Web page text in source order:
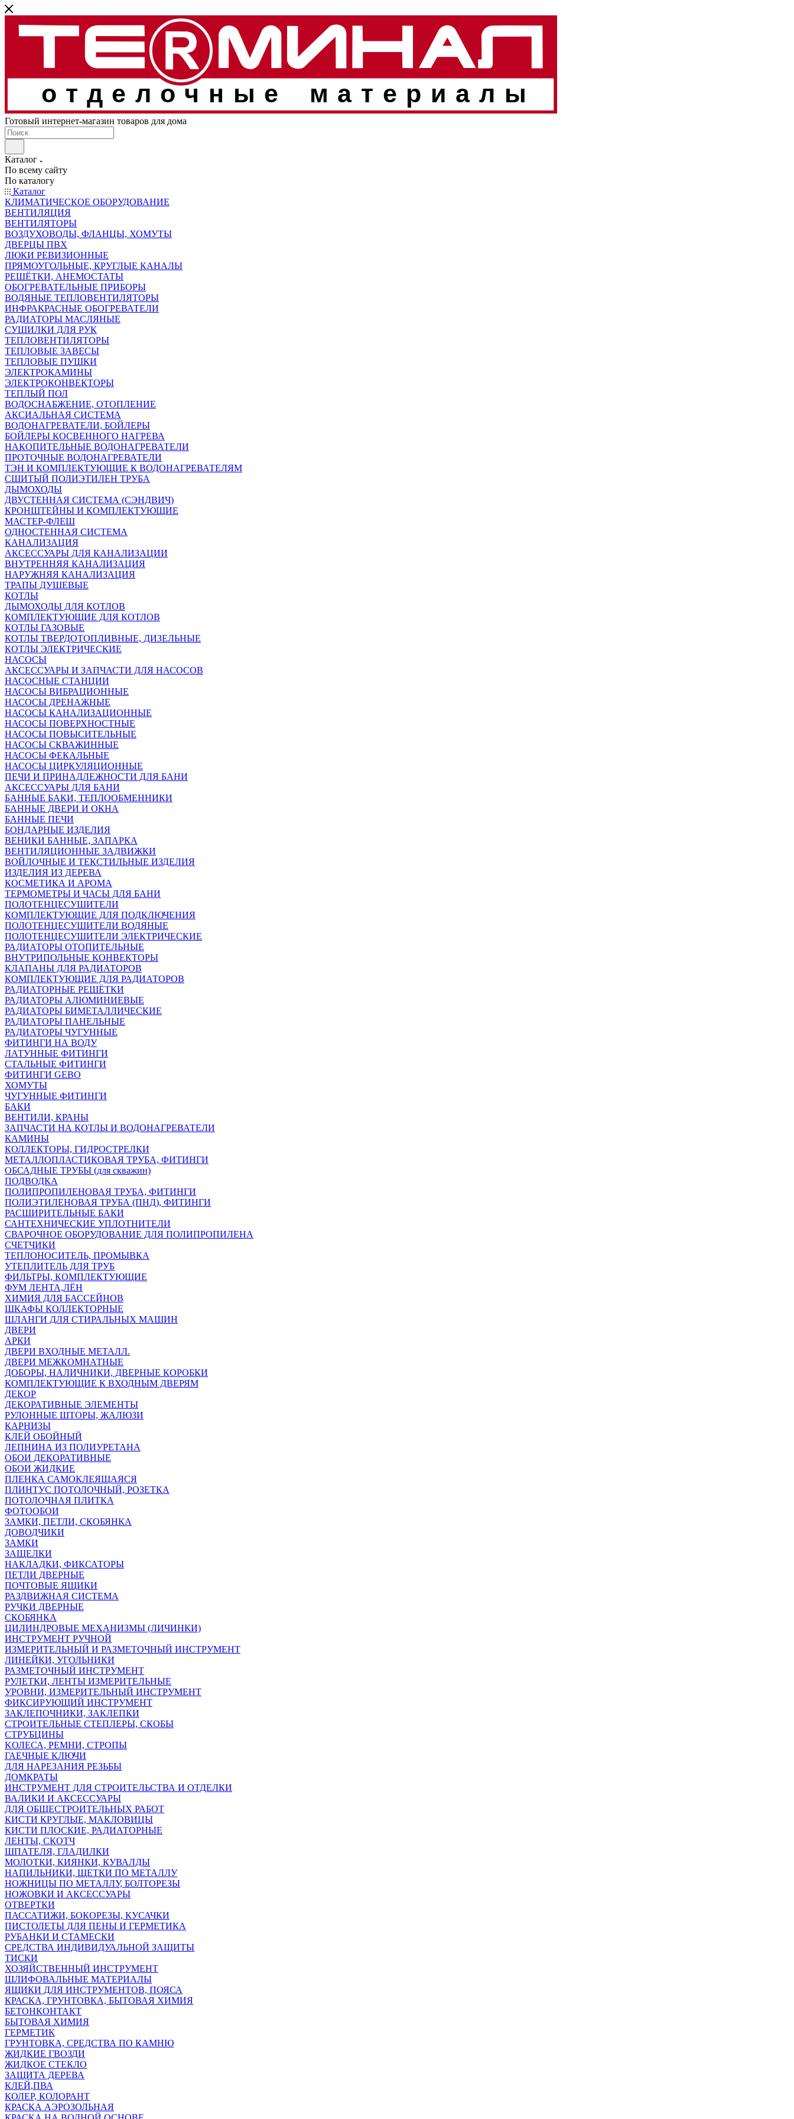
отделочные материалы
Готовый интернет-магазин товаров для дома
Каталог
По всему сайту
По каталогу
Каталог
КЛИМАТИЧЕСКОЕ ОБОРУДОВАНИЕ
ВЕНТИЛЯЦИЯ
ВЕНТИЛЯТОРЫ
ВОЗДУХОВОДЫ, ФЛАНЦЫ, ХОМУТЫ
ДВЕРЦЫ ПВХ
ЛЮКИ РЕВИЗИОННЫЕ
ПРЯМОУГОЛЬНЫЕ, КРУГЛЫЕ КАНАЛЫ
РЕШЁТКИ, АНЕМОСТАТЫ
ОБОГРЕВАТЕЛЬНЫЕ ПРИБОРЫ
ВОДЯНЫЕ ТЕПЛОВЕНТИЛЯТОРЫ
ИНФРАКРАСНЫЕ ОБОГРЕВАТЕЛИ
РАДИАТОРЫ МАСЛЯНЫЕ
СУШИЛКИ ДЛЯ РУК
ТЕПЛОВЕНТИЛЯТОРЫ
ТЕПЛОВЫЕ ЗАВЕСЫ
ТЕПЛОВЫЕ ПУШКИ
ЭЛЕКТРОКАМИНЫ
ЭЛЕКТРОКОНВЕКТОРЫ
ТЕПЛЫЙ ПОЛ
ВОДОСНАБЖЕНИЕ, ОТОПЛЕНИЕ
АКСИАЛЬНАЯ СИСТЕМА
ВОДОНАГРЕВАТЕЛИ, БОЙЛЕРЫ
БОЙЛЕРЫ КОСВЕННОГО НАГРЕВА
НАКОПИТЕЛЬНЫЕ ВОДОНАГРЕВАТЕЛИ
ПРОТОЧНЫЕ ВОДОНАГРЕВАТЕЛИ
ТЭН И КОМПЛЕКТУЮЩИЕ К ВОДОНАГРЕВАТЕЛЯМ
СШИТЫЙ ПОЛИЭТИЛЕН ТРУБА
ДЫМОХОДЫ
ДВУСТЕННАЯ СИСТЕМА (СЭНДВИЧ)
КРОНШТЕЙНЫ И КОМПЛЕКТУЮЩИЕ
МАСТЕР-ФЛЕШ
ОДНОСТЕННАЯ СИСТЕМА
КАНАЛИЗАЦИЯ
АКСЕССУАРЫ ДЛЯ КАНАЛИЗАЦИИ
ВНУТРЕННЯЯ КАНАЛИЗАЦИЯ
НАРУЖНЯЯ КАНАЛИЗАЦИЯ
ТРАПЫ ДУШЕВЫЕ
КОТЛЫ
ДЫМОХОДЫ ДЛЯ КОТЛОВ
КОМПЛЕКТУЮЩИЕ ДЛЯ КОТЛОВ
КОТЛЫ ГАЗОВЫЕ
КОТЛЫ ТВЕРДОТОПЛИВНЫЕ, ДИЗЕЛЬНЫЕ
КОТЛЫ ЭЛЕКТРИЧЕСКИЕ
НАСОСЫ
АКСЕССУАРЫ И ЗАПЧАСТИ ДЛЯ НАСОСОВ
НАСОСНЫЕ СТАНЦИИ
НАСОСЫ ВИБРАЦИОННЫЕ
НАСОСЫ ДРЕНАЖНЫЕ
НАСОСЫ КАНАЛИЗАЦИОННЫЕ
НАСОСЫ ПОВЕРХНОСТНЫЕ
НАСОСЫ ПОВЫСИТЕЛЬНЫЕ
НАСОСЫ СКВАЖИННЫЕ
НАСОСЫ ФЕКАЛЬНЫЕ
НАСОСЫ ЦИРКУЛЯЦИОННЫЕ
ПЕЧИ И ПРИНАДЛЕЖНОСТИ ДЛЯ БАНИ
АКСЕССУАРЫ ДЛЯ БАНИ
БАННЫЕ БАКИ, ТЕПЛООБМЕННИКИ
БАННЫЕ ДВЕРИ И ОКНА
БАННЫЕ ПЕЧИ
БОНДАРНЫЕ ИЗДЕЛИЯ
ВЕНИКИ БАННЫЕ, ЗАПАРКА
ВЕНТИЛЯЦИОННЫЕ ЗАДВИЖКИ
ВОЙЛОЧНЫЕ И ТЕКСТИЛЬНЫЕ ИЗДЕЛИЯ
ИЗДЕЛИЯ ИЗ ДЕРЕВА
КОСМЕТИКА И АРОМА
ТЕРМОМЕТРЫ И ЧАСЫ ДЛЯ БАНИ
ПОЛОТЕНЦЕСУШИТЕЛИ
КОМПЛЕКТУЮЩИЕ ДЛЯ ПОДКЛЮЧЕНИЯ
ПОЛОТЕНЦЕСУШИТЕЛИ ВОДЯНЫЕ
ПОЛОТЕНЦЕСУШИТЕЛИ ЭЛЕКТРИЧЕСКИЕ
РАДИАТОРЫ ОТОПИТЕЛЬНЫЕ
ВНУТРИПОЛЬНЫЕ КОНВЕКТОРЫ
КЛАПАНЫ ДЛЯ РАДИАТОРОВ
КОМПЛЕКТУЮЩИЕ ДЛЯ РАДИАТОРОВ
РАДИАТОРНЫЕ РЕШЁТКИ
РАДИАТОРЫ АЛЮМИНИЕВЫЕ
РАДИАТОРЫ БИМЕТАЛЛИЧЕСКИЕ
РАДИАТОРЫ ПАНЕЛЬНЫЕ
РАДИАТОРЫ ЧУГУННЫЕ
ФИТИНГИ НА ВОДУ
ЛАТУННЫЕ ФИТИНГИ
СТАЛЬНЫЕ ФИТИНГИ
ФИТИНГИ GEBO
ХОМУТЫ
ЧУГУННЫЕ ФИТИНГИ
БАКИ
ВЕНТИЛИ, КРАНЫ
ЗАПЧАСТИ НА КОТЛЫ И ВОДОНАГРЕВАТЕЛИ
КАМИНЫ
КОЛЛЕКТОРЫ, ГИДРОСТРЕЛКИ
МЕТАЛЛОПЛАСТИКОВАЯ ТРУБА, ФИТИНГИ
ОБСАДНЫЕ ТРУБЫ (для скважин)
ПОДВОДКА
ПОЛИПРОПИЛЕНОВАЯ ТРУБА, ФИТИНГИ
ПОЛИЭТИЛЕНОВАЯ ТРУБА (ПНД), ФИТИНГИ
РАСШИРИТЕЛЬНЫЕ БАКИ
САНТЕХНИЧЕСКИЕ УПЛОТНИТЕЛИ
СВАРОЧНОЕ ОБОРУДОВАНИЕ ДЛЯ ПОЛИПРОПИЛЕНА
СЧЕТЧИКИ
ТЕПЛОНОСИТЕЛЬ, ПРОМЫВКА
УТЕПЛИТЕЛЬ ДЛЯ ТРУБ
ФИЛЬТРЫ, КОМПЛЕКТУЮЩИЕ
ФУМ ЛЕНТА,ЛЁН
ХИМИЯ ДЛЯ БАССЕЙНОВ
ШКАФЫ КОЛЛЕКТОРНЫЕ
ШЛАНГИ ДЛЯ СТИРАЛЬНЫХ МАШИН
ДВЕРИ
АРКИ
ДВЕРИ ВХОДНЫЕ МЕТАЛЛ.
ДВЕРИ МЕЖКОМНАТНЫЕ
ДОБОРЫ, НАЛИЧНИКИ, ДВЕРНЫЕ КОРОБКИ
КОМПЛЕКТУЮЩИЕ К ВХОДНЫМ ДВЕРЯМ
ДЕКОР
ДЕКОРАТИВНЫЕ ЭЛЕМЕНТЫ
РУЛОННЫЕ ШТОРЫ, ЖАЛЮЗИ
КАРНИЗЫ
КЛЕЙ ОБОЙНЫЙ
ЛЕПНИНА ИЗ ПОЛИУРЕТАНА
ОБОИ ДЕКОРАТИВНЫЕ
ОБОИ ЖИДКИЕ
ПЛЕНКА САМОКЛЕЯЩАЯСЯ
ПЛИНТУС ПОТОЛОЧНЫЙ, РОЗЕТКА
ПОТОЛОЧНАЯ ПЛИТКА
ФОТООБОИ
ЗАМКИ, ПЕТЛИ, СКОБЯНКА
ДОВОДЧИКИ
ЗАМКИ
ЗАЩЕЛКИ
НАКЛАДКИ, ФИКСАТОРЫ
ПЕТЛИ ДВЕРНЫЕ
ПОЧТОВЫЕ ЯЩИКИ
РАЗДВИЖНАЯ СИСТЕМА
РУЧКИ ДВЕРНЫЕ
СКОБЯНКА
ЦИЛИНДРОВЫЕ МЕХАНИЗМЫ (ЛИЧИНКИ)
ИНСТРУМЕНТ РУЧНОЙ
ИЗМЕРИТЕЛЬНЫЙ И РАЗМЕТОЧНЫЙ ИНСТРУМЕНТ
ЛИНЕЙКИ, УГОЛЬНИКИ
РАЗМЕТОЧНЫЙ ИНСТРУМЕНТ
РУЛЕТКИ, ЛЕНТЫ ИЗМЕРИТЕЛЬНЫЕ
УРОВНИ, ИЗМЕРИТЕЛЬНЫЙ ИНСТРУМЕНТ
ФИКСИРУЮЩИЙ ИНСТРУМЕНТ
ЗАКЛЕПОЧНИКИ, ЗАКЛЕПКИ
СТРОИТЕЛЬНЫЕ СТЕПЛЕРЫ, СКОБЫ
СТРУБЦИНЫ
KОЛЕСА, РЕМНИ, СТРОПЫ
ГАЕЧНЫЕ КЛЮЧИ
ДЛЯ НАРЕЗАНИЯ РЕЗЬБЫ
ДОМКРАТЫ
ИНСТРУМЕНТ ДЛЯ СТРОИТЕЛЬСТВА И ОТДЕЛКИ
ВАЛИКИ И АКСЕССУАРЫ
ДЛЯ ОБЩЕСТРОИТЕЛЬНЫХ РАБОТ
КИСТИ КРУГЛЫЕ, МАКЛОВИЦЫ
КИСТИ ПЛОСКИЕ, РАДИАТОРНЫЕ
ЛЕНТЫ, СКОТЧ
ШПАТЕЛЯ, ГЛАДИЛКИ
МОЛОТКИ, КИЯНКИ, КУВАЛДЫ
НАПИЛЬНИКИ, ЩЕТКИ ПО МЕТАЛЛУ
НОЖНИЦЫ ПО МЕТАЛЛУ, БОЛТОРЕЗЫ
НОЖОВКИ И АКСЕССУАРЫ
ОТВЕРТКИ
ПАССАТИЖИ, БОКОРЕЗЫ, КУСАЧКИ
ПИСТОЛЕТЫ ДЛЯ ПЕНЫ И ГЕРМЕТИКА
РУБАНКИ И СТАМЕСКИ
СРЕДСТВА ИНДИВИДУАЛЬНОЙ ЗАЩИТЫ
ТИСКИ
ХОЗЯЙСТВЕННЫЙ ИНСТРУМЕНТ
ШЛИФОВАЛЬНЫЕ МАТЕРИАЛЫ
ЯЩИКИ ДЛЯ ИНСТРУМЕНТОВ, ПОЯСА
КРАСКА, ГРУНТОВКА, БЫТОВАЯ ХИМИЯ
БЕТОНКОНТАКТ
БЫТОВАЯ ХИМИЯ
ГЕРМЕТИК
ГРУНТОВКА, СРЕДСТВА ПО КАМНЮ
ЖИДКИЕ ГВОЗДИ
ЖИДКОЕ СТЕКЛО
ЗАЩИТА ДЕРЕВА
КЛЕЙ,ПВА
КОЛЕР, КОЛОРАНТ
КРАСКА АЭРОЗОЛЬНАЯ